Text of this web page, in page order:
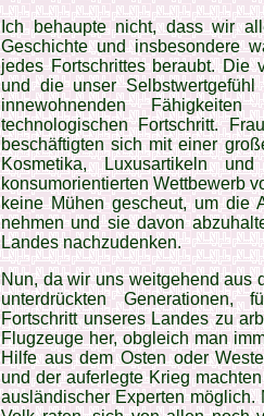
Ich behaupte nicht, dass wir
Geschichte und insbesondere
jedes Fortschrittes beraubt. Die
und die unser
innewohnenden
technologischen Fortschritt.
beschäftigten sich mit einer
Kosmetika, Luxusartikeln
konsumorientierten Wettbewerb
keine Mühen gescheut, um die
nehmen und sie davon
Landes nachzudenken.
Nun, da wir uns weitgehend aus
unterdrückten Generationen,
Fortschritt unseres Landes zu
Flugzeuge her, obgleich man
Hilfe aus dem Osten oder
und der auferlegte Krieg
ausländischer Experten